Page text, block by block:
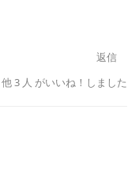
返信
他3 人 がいいね！しました